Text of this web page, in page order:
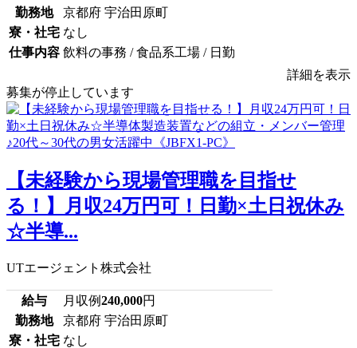
勤務地
京都府 宇治田原町
寮・社宅 なし
仕事内容 飲料の事務 / 食品系工場 / 日勤
詳細を表示
募集が停止しています
【未経験から現場管理職を目指せ
る！】月収24万円可！日勤×土日祝休み
☆半導...
UTエージェント株式会社
給与 月収例240,000円
勤務地
京都府 宇治田原町
寮・社宅 なし